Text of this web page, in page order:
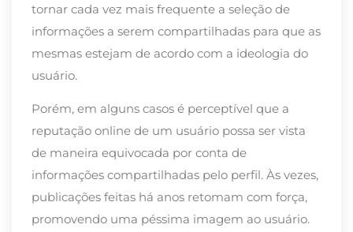
tornar cada vez mais frequente a seleção de
informações a serem compartilhadas para que as
mesmas estejam de acordo com a ideologia do
usuário.
Porém, em alguns casos é perceptível que a
reputação online de um usuário possa ser vista
de maneira equivocada por conta de
informações compartilhadas pelo perfil. Às vezes,
publicações feitas há anos retomam com força,
promovendo uma péssima imagem ao usuário.